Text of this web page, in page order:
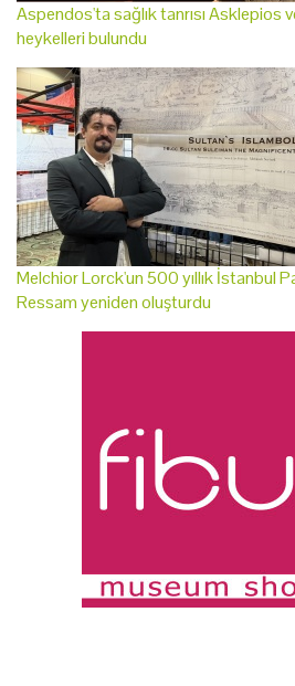
Aspendos'ta sağlık tanrısı Asklepios
heykelleri bulundu
Melchior Lorck'un 500 yıllık İstanbul
Ressam yeniden oluşturdu